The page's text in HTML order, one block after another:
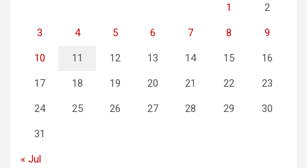
1 2
3 4 5 6 7 8 9
10 11 12 13 14 15 16
17 18 19 20 21 22 23
24 25 26 27 28 29 30
31
« Jul